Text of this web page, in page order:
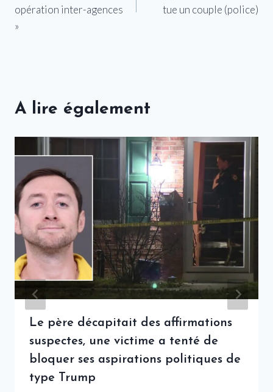
l’article
opération inter-agences
»
tue un couple (police)
A lire également
Le père décapitait des affirmations
suspectes, une victime a tenté de
bloquer ses aspirations politiques de
type Trump